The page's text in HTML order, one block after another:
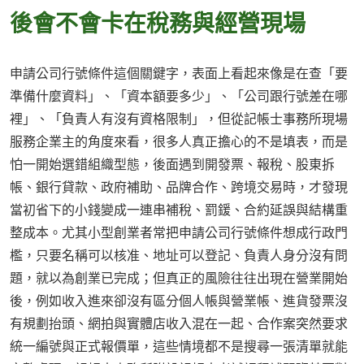
後會不會卡在稅務與經營現場
申請公司行號條件這個關鍵字，表面上看起來像是在查「要
準備什麼資料」、「資本額要多少」、「公司跟行號差在哪
裡」、「負責人有沒有資格限制」，但從記帳士事務所現場
服務企業主的角度來看，很多人真正擔心的不是填表，而是
怕一開始選錯組織型態，後面遇到開發票、報稅、股東拆
帳、銀行貸款、政府補助、品牌合作、跨境交易時，才發現
當初省下的小錢變成一連串補稅、罰鍰、合約延誤與結構重
整成本。尤其小型創業者常把申請公司行號條件想成行政門
檻，只要名稱可以核准、地址可以登記、負責人身分沒有問
題，就以為創業已完成；但真正的風險往往出現在營業開始
後，例如收入進來卻沒有區分個人帳與營業帳、進貨發票沒
有規劃抬頭、網拍與實體店收入混在一起、合作案突然要求
統一編號與正式報價單，這些情境都不是搜尋一張清單就能